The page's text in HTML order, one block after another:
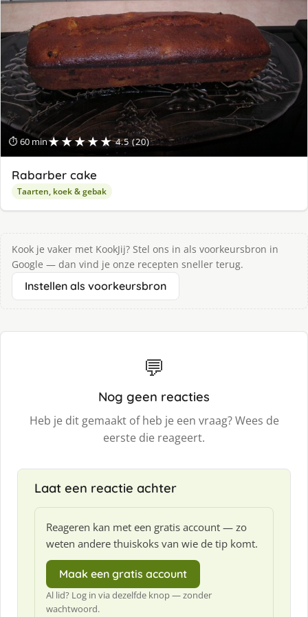
⏱ 60 min★★★★★ 4.5 (20)
Rabarber cake
Taarten, koek & gebak
Kook je vaker met KookJij? Stel ons in als voorkeursbron in
Google — dan vind je onze recepten sneller terug.
Instellen als voorkeursbron
💬
Nog geen reacties
Heb je dit gemaakt of heb je een vraag? Wees de
eerste die reageert.
Laat een reactie achter
Reageren kan met een gratis account — zo
weten andere thuiskoks van wie de tip komt.
Maak een gratis account
Al lid? Log in via dezelfde knop — zonder
wachtwoord.